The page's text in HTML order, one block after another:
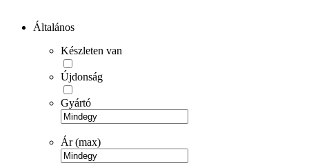
Általános
Készleten van
Újdonság
Gyártó
Ár (max)